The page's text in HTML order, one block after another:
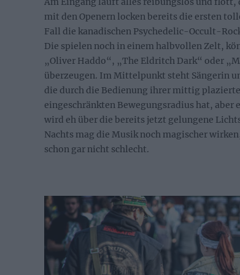
mit den Openern locken bereits die ersten
Fall die kanadischen Psychedelic-Occult-
Die spielen noch in einem halbvollen Zelt,
„Oliver Haddo“, „The Eldritch Dark“ oder
überzeugen. Im Mittelpunkt steht Sängerin
die durch die Bedienung ihrer mittig
eingeschränkten Bewegungsradius hat, aber
wird eh über die bereits jetzt gelungene
Nachts mag die Musik noch magischer
schon gar nicht schlecht.